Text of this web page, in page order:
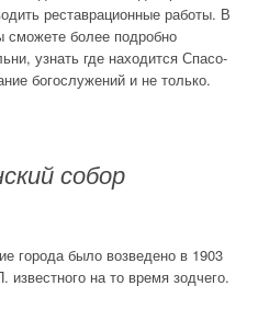
реставрационные работы. В
сможете более подробно
узнать где находится Спасо-
богослужений и не только.
собор
города было возведено в 1903
на то время зодчего.